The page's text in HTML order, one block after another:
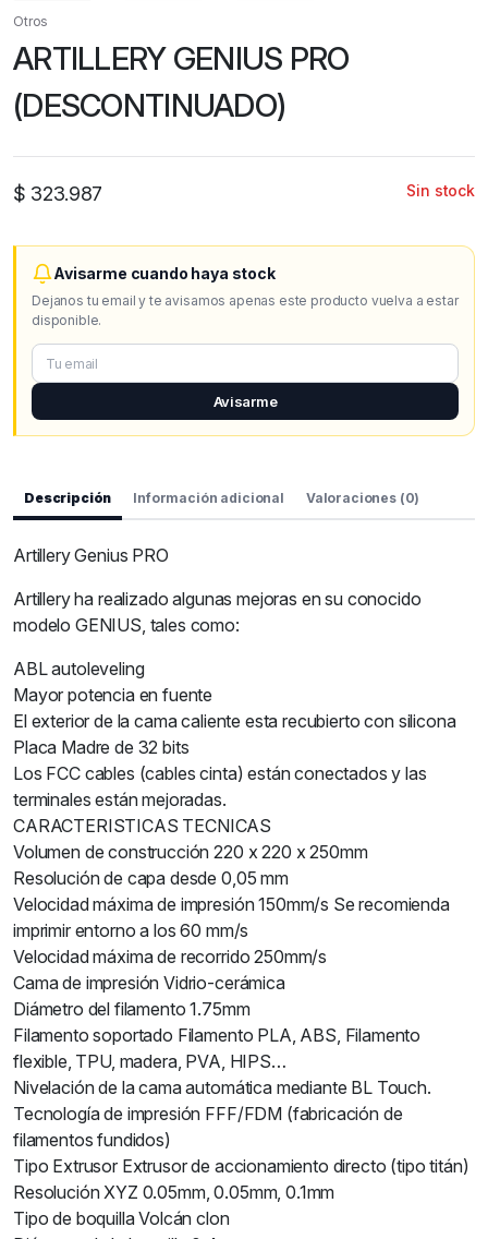
Otros
ARTILLERY GENIUS PRO
(DESCONTINUADO)
$ 323.987 Sin stock
Avisarme cuando haya stock
Dejanos tu email y te avisamos apenas este producto vuelva a estar
disponible.
Avisarme
Descripción Información adicional Valoraciones (0)
Artillery Genius PRO
Artillery ha realizado algunas mejoras en su conocido
modelo GENIUS, tales como:
ABL autoleveling
Mayor potencia en fuente
El exterior de la cama caliente esta recubierto con silicona
Placa Madre de 32 bits
Los FCC cables (cables cinta) están conectados y las
terminales están mejoradas.
CARACTERISTICAS TECNICAS
Volumen de construcción 220 x 220 x 250mm
Resolución de capa desde 0,05 mm
Velocidad máxima de impresión 150mm/s Se recomienda
imprimir entorno a los 60 mm/s
Velocidad máxima de recorrido 250mm/s
Cama de impresión Vidrio-cerámica
Diámetro del filamento 1.75mm
Filamento soportado Filamento PLA, ABS, Filamento
flexible, TPU, madera, PVA, HIPS…
Nivelación de la cama automática mediante BL Touch.
Tecnología de impresión FFF/FDM (fabricación de
filamentos fundidos)
Tipo Extrusor Extrusor de accionamiento directo (tipo titán)
Resolución XYZ 0.05mm, 0.05mm, 0.1mm
Tipo de boquilla Volcán clon